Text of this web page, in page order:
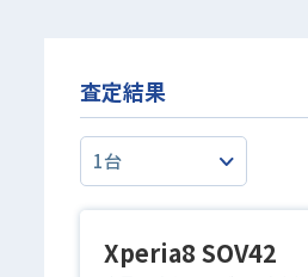
査定結果
Xperia8 SOV42